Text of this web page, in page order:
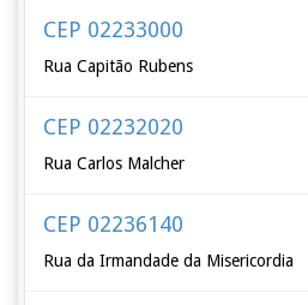
CEP 02233000
Rua Capitão Rubens
CEP 02232020
Rua Carlos Malcher
CEP 02236140
Rua da Irmandade da Misericordia